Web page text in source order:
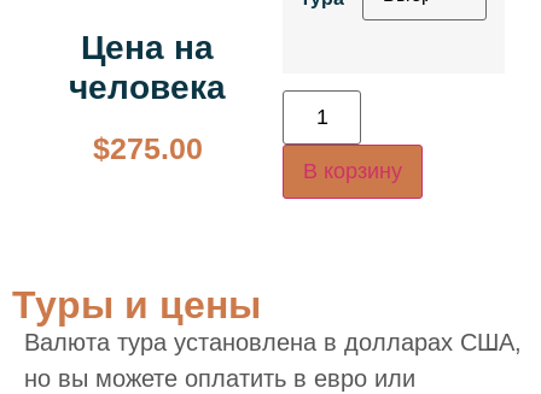
Цена на
человека
$275.00
В корзину
Туры и цены
Валюта тура установлена в долларах США,
но вы можете оплатить в евро или